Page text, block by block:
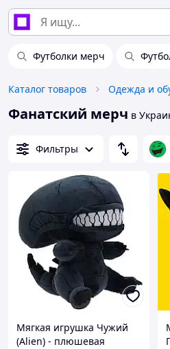
Футболки мерч
Каталог товаров Одежда и
Фанатский мерч в
Фильтры
Мягкая игрушка Чужий
(Alien) - плюшевая